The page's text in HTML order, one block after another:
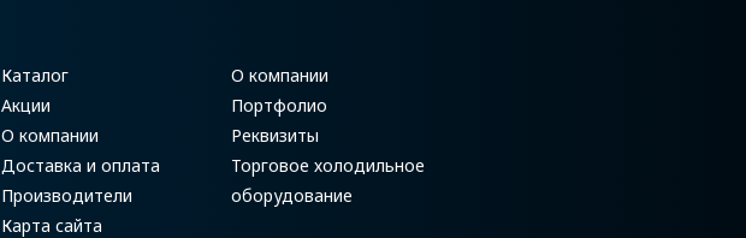
Каталог
Акции
О компании
Доставка и оплата
Производители
Карта сайта
О компании
Портфолио
Реквизиты
Торговое холодильное
оборудование